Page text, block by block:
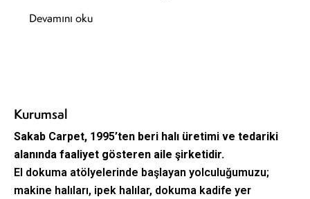
Devamını oku
Kurumsal
Sakab Carpet, 1995’ten beri halı üretimi ve tedariki
alanında faaliyet gösteren aile şirketidir.
El dokuma atölyelerinde başlayan yolculuğumuzu;
makine halıları, ipek halılar, dokuma kadife yer